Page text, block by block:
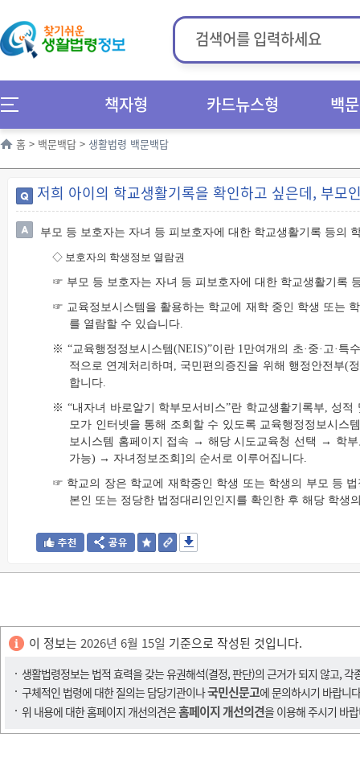
책자형 카드뉴스형 백
홈 > 백문백답 > 생활법령 백문백답
저희 아이의 학교생활기록을 확인하고 싶은데, 부모
부모 등 보호자는 자녀 등 피보호자에 대한 학교생활기록 등의
◇ 보호자의 학생정보 열람권
☞ 부모 등 보호자는 자녀 등 피보호자에 대한 학교생활기록
☞ 교육정보시스템을 활용하는 학교에 재학 중인 학생 또는
를 열람할 수 있습니다.
※ “교육행정정보시스템(NEIS)”이란 1만여개의 초·중·고·
적으로 연계처리하며, 국민편의증진을 위해 행정안전부(
합니다.
※ “내자녀 바로알기 학부모서비스”란 학교생활기록부, 성
모가 인터넷을 통해 조회할 수 있도록 교육행정정보시스
보시스템 홈페이지 접속 → 해당 시도교육청 선택 → 학
가능) → 자녀정보조회]의 순서로 이루어집니다.
☞ 학교의 장은 학교에 재학중인 학생 또는 학생의 부모 등
본인 또는 정당한 법정대리인인지를 확인한 후 해당 학생
이 정보는 2026년 6월 15일 기준으로 작성된 것입니다.
생활법령정보는 법적 효력을 갖는 유권해석(결정, 판단)의 근거가 되지 않고,
구체적인 법령에 대한 질의는 담당기관이나국민신문고에 문의하시기 바랍니
위 내용에 대한 홈페이지 개선의견은홈페이지 개선의견을 이용해 주시기 바